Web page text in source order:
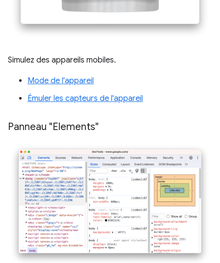
Simulez des appareils mobiles.
Mode de l'appareil
Émuler les capteurs de l'appareil
Panneau "Elements"